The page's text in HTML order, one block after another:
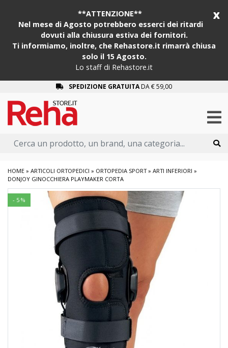
x
**ATTENZIONE**
Nel mese di Agosto potrebbero esserci dei ritardi
dovuti alla chiusura estiva dei fornitori.
Ti informiamo, inoltre, che Rehastore.it rimarrà chiusa
solo il 15 Agosto.
Lo staff di Rehastore.it
SPEDIZIONE GRATUITADA € 59,00
HOME » ARTICOLI ORTOPEDICI » ORTOPEDIA SPORT» ARTI INFERIORI »
DONJOY GINOCCHIERA PLAYMAKER CORTA
- 5 %